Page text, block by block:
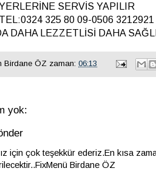
SERVİS YAPILIR
325 80 09-0506 3212921
DAHA LEZZETLİSİ DAHA
Birdane ÖZ zaman: 06:13
yok:
için çok teşekkür ederiz.En kısa
Birdane ÖZ